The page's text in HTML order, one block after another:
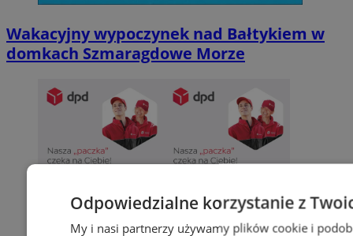
Wakacyjny wypoczynek nad Bałtykiem w
domkach Szmaragdowe Morze
Odpowiedzialne korzystanie z
My i nasi partnerzy używamy plików cookie i